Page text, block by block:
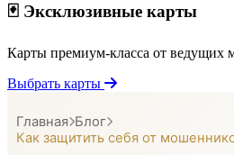
🃏 Эксклюзивные карты
Карты премиум-класса от ведущих
Выбрать карты
Главная Блог
Как защитить себя от